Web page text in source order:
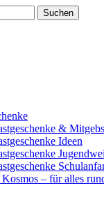
&
Ideen
– für alles